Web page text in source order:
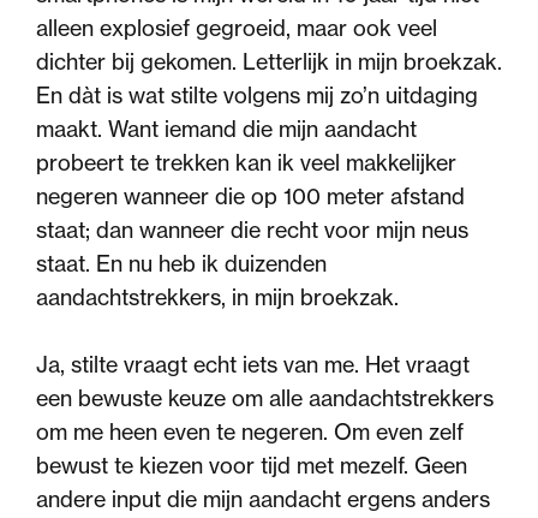
alleen explosief gegroeid, maar ook veel
dichter bij gekomen. Letterlijk in mijn broekzak.
En dàt is wat stilte volgens mij zo’n uitdaging
maakt. Want iemand die mijn aandacht
probeert te trekken kan ik veel makkelijker
negeren wanneer die op 100 meter afstand
staat; dan wanneer die recht voor mijn neus
staat. En nu heb ik duizenden
aandachtstrekkers, in mijn broekzak.
Ja, stilte vraagt echt iets van me. Het vraagt
een bewuste keuze om alle aandachtstrekkers
om me heen even te negeren. Om even zelf
bewust te kiezen voor tijd met mezelf. Geen
andere input die mijn aandacht ergens anders